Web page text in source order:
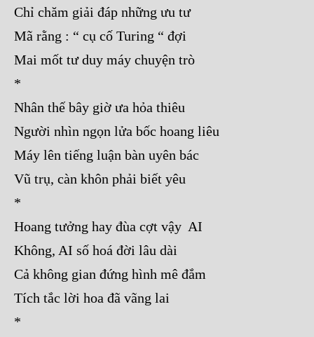
Chỉ chăm giải đáp những ưu tư
Mã rằng : “ cụ cố Turing “ đợi
Mai mốt tư duy máy chuyện trò
*
Nhân thế bây giờ ưa hỏa thiêu
Người nhìn ngọn lửa bốc hoang liêu
Máy lên tiếng luận bàn uyên bác
Vũ trụ, càn khôn phải biết yêu
*
Hoang tưởng hay đùa cợt vậy AI
Không, AI số hoá đời lâu dài
Cả không gian đứng hình mê đắm
Tích tắc lời hoa đã vãng lai
*